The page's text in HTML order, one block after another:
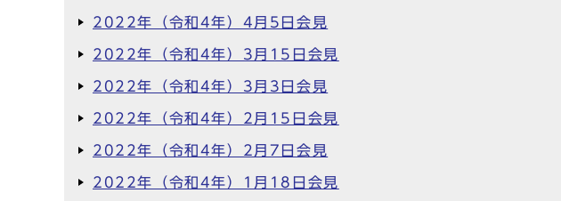
2022年（令和4年）4月5日会見
2022年（令和4年）3月15日会見
2022年（令和4年）3月3日会見
2022年（令和4年）2月15日会見
2022年（令和4年）2月7日会見
2022年（令和4年）1月18日会見